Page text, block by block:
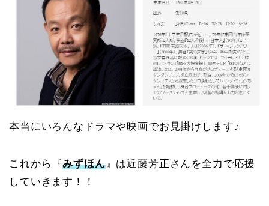
本当にいろんなドラマや映画でお見掛けします♪
これから『みずほん』は近藤芳正さんを全力で応援
していきます！！